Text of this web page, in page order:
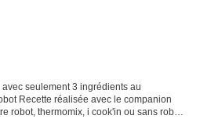
seulement 3 ingrédients au
Recette réalisée avec le companion
robot, thermomix, i cook'in ou sans robot.